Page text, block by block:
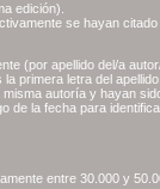
edición).
se hayan
(por apellido del/a
primera letra del apellido.
autoría y hayan
de la fecha para
entre 30.000 y